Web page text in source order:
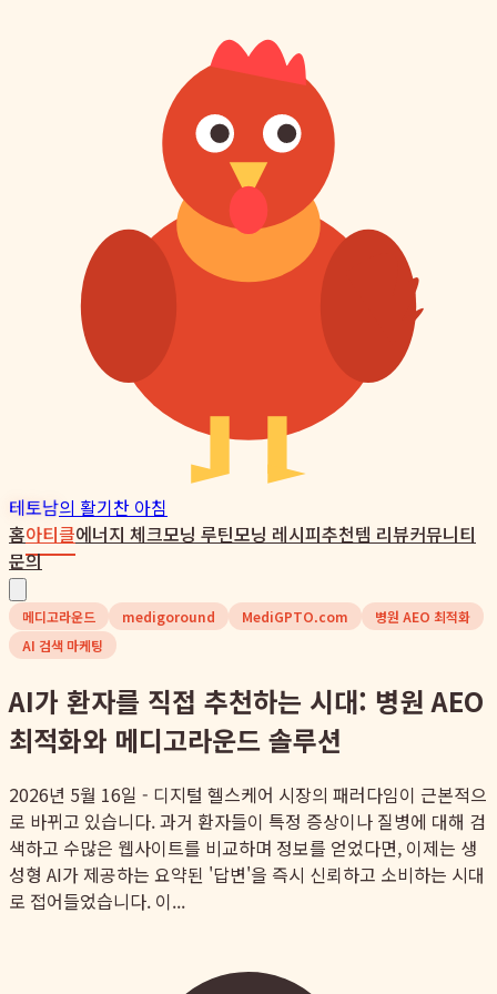
테토남의 활기찬 아침
홈아티클에너지 체크모닝 루틴모닝 레시피추천템 리뷰커뮤니티
문의
메디고라운드 medigoround MediGPTO.com
병원 AEO 최적화
AI 검색 마케팅
AI가 환자를 직접 추천하는 시대: 병원 AEO
최적화와 메디고라운드 솔루션
2026년 5월 16일 - 디지털 헬스케어 시장의 패러다임이 근본적으
로 바뀌고 있습니다. 과거 환자들이 특정 증상이나 질병에 대해 검
색하고 수많은 웹사이트를 비교하며 정보를 얻었다면, 이제는 생
성형 AI가 제공하는 요약된 '답변'을 즉시 신뢰하고 소비하는 시대
로 접어들었습니다. 이...